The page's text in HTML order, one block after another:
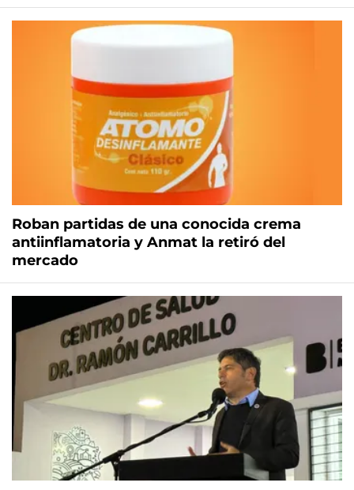
Roban partidas de una conocida crema
antiinflamatoria y Anmat la retiró del
mercado